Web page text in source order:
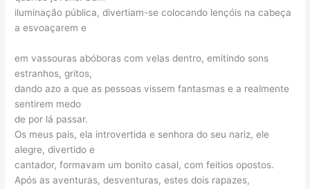
iluminação pública, divertiam-se colocando lençóis na cabeça
a esvoaçarem e
em vassouras abóboras com velas dentro, emitindo sons
estranhos, gritos,
dando azo a que as pessoas vissem fantasmas e a realmente
sentirem medo
de por lá passar.
Os meus pais, ela introvertida e senhora do seu nariz, ele
alegre, divertido e
cantador, formavam um bonito casal, com feitios opostos.
Após as aventuras, desventuras, estes dois rapazes,